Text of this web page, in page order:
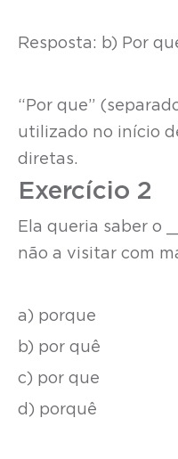
Resposta: b) Por
“Por que”
utilizado no início
diretas.
Exercício 2
Ela queria saber o
não a visitar com
a) porque
b) por quê
c) por que
d) porquê